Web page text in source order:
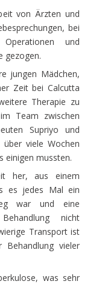
von Ärzten und
bei
und
gezogen.
jungen Mädchen,
Zeit bei Calcutta
Therapie zu
Team zwischen
Supriyo und
viele Wochen
einigen mussten.
her, aus einem
es jedes Mal ein
war und eine
nicht
Transport ist
vieler
was sehr